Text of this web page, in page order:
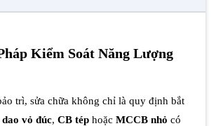
Kiểm Soát Năng Lượng
trì, sửa chữa không chỉ là quy định bắt
dao vỏ đúc, CB tép hoặc MCCB nhỏ có